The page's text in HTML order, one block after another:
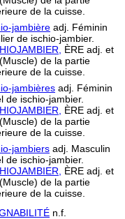
de la cuisse.
jambière adj. Féminin
de ischio-jambier.
ÈRE adj. et
de la partie
de la cuisse.
jambières adj. Féminin
de ischio-jambier.
ÈRE adj. et
de la partie
de la cuisse.
jambiers adj. Masculin
de ischio-jambier.
ÈRE adj. et
de la partie
de la cuisse.
n.f.